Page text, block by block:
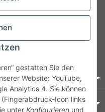
gestatten Sie den
Website: YouTube,
Analytics 4. Sie können
Icon links
unter Konfigurieren und